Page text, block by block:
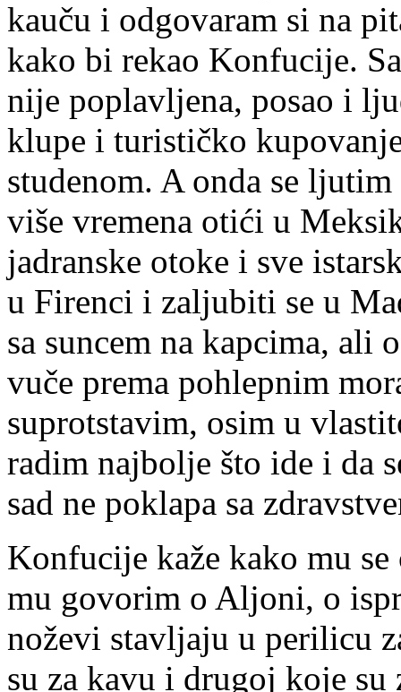
kauču i odgovaram si na
kako bi rekao Konfucije.
nije poplavljena, posao i
klupe i turističko
studenom. A onda se
više vremena otići u
jadranske otoke i sve
u Firenci i zaljubiti se u
sa suncem na kapcima, ali
vuče prema pohlepnim
suprotstavim, osim u
radim najbolje što ide i da
sad ne poklapa sa
Konfucije kaže kako mu
mu govorim o Aljoni, o
noževi stavljaju u perilicu
su za kavu i drugoj koje su